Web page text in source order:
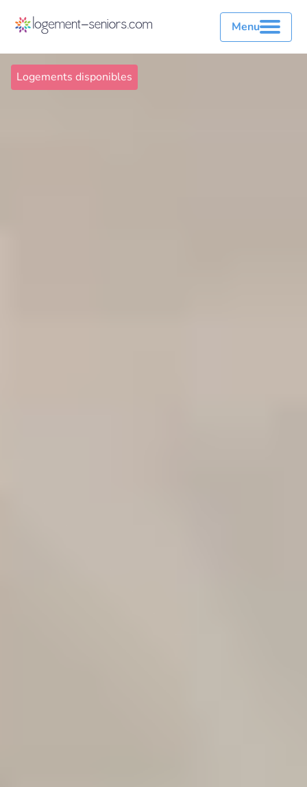
Menu
Logements disponibles